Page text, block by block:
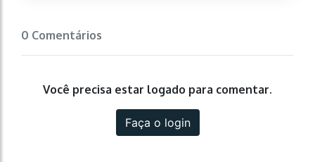
0 Comentários
Você precisa estar logado para comentar.
Faça o login